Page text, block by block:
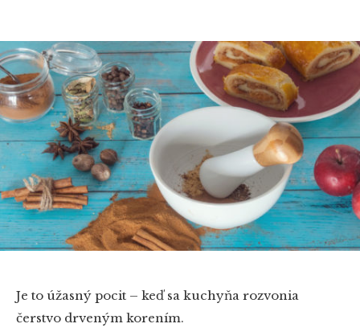
Je to úžasný pocit – keď sa kuchyňa rozvonia
čerstvo drveným korením.